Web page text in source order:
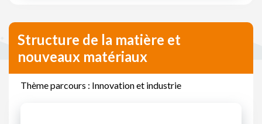
Structure de la matière et
nouveaux matériaux
Thème parcours : Innovation et industrie